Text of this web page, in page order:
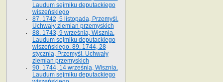
Laudum sejmiku deputackiego
wiszeńskiego
87. 1742, 5 listopada, Przemyśl.
Uchwały ziemian przemyskich
88. 1743, 9 września, Wisznia.
Laudum sejmiku deputackiego
wiszeńskiego. 89. 1744, 28
stycznia, Przemyśl. Uchwały
ziemian przemyskich
90. 1744, 14 września, Wisznia.
Laudum sejmiku deputackiego